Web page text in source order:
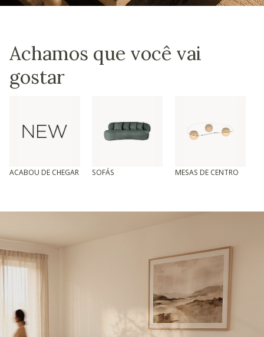
Achamos que você vai
gostar
ACABOU DE CHEGAR SOFÁS MESAS DE CENTRO